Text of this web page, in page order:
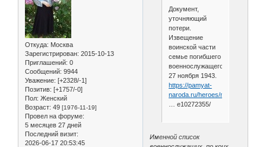
Откуда: Москва
Зарегистрирован: 2015-10-13
Приглашений: 0
Сообщений: 9944
Уважение: [+2328/-1]
Позитив: [+1757/-0]
Пол: Женский
Возраст: 49 [1976-11-19]
Провел на форуме:
5 месяцев 27 дней
Последний визит:
2026-06-17 20:53:45
Документ,
уточняющий
потери.
Извещение
воинской части
семье погибшего
военнослужащего
27 ноября 1943.
https://pamyat-
naroda.ru/heroes/memoria
… e10272355/
Именной список